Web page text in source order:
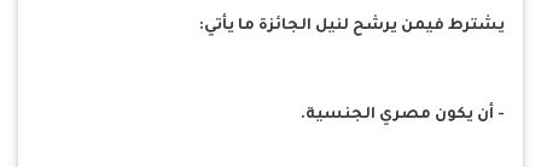
يشترط فيمن يرشح لنيل الجائزة ما يأتي:
- أن يكون مصري الجنسية.